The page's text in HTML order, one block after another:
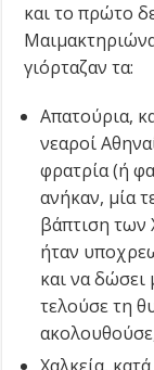
και το πρώτο
γιόρταζαν τα:
Απατούρια,
νεαροί
φρατρία (ή
ανήκαν, μία
βάπτιση των
ήταν
και να
τελούσε τη
ακολουθούσε,